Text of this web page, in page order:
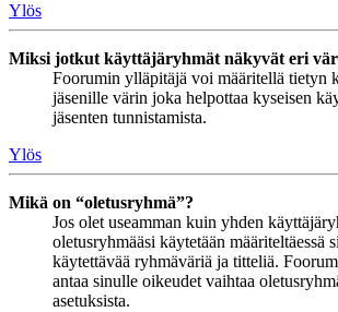
Ylös
Miksi jotkut käyttäjäryhmät näkyvät eri
Foorumin ylläpitäjä voi määritellä tietyn
jäsenille värin joka helpottaa kyseisen
jäsenten tunnistamista.
Ylös
Mikä on “oletusryhmä”?
Jos olet useamman kuin yhden
oletusryhmääsi käytetään määriteltäessä
käytettävää ryhmäväriä ja titteliä.
antaa sinulle oikeudet vaihtaa
asetuksista.